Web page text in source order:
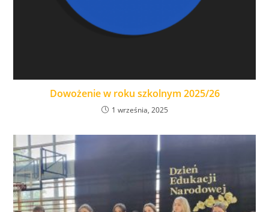
Dowożenie w roku szkolnym 2025/26
1 września, 2025